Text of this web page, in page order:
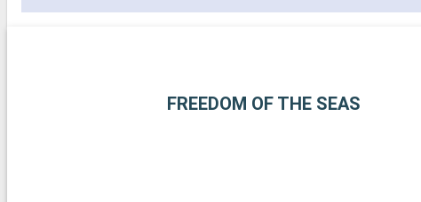
FREEDOM OF THE SEAS